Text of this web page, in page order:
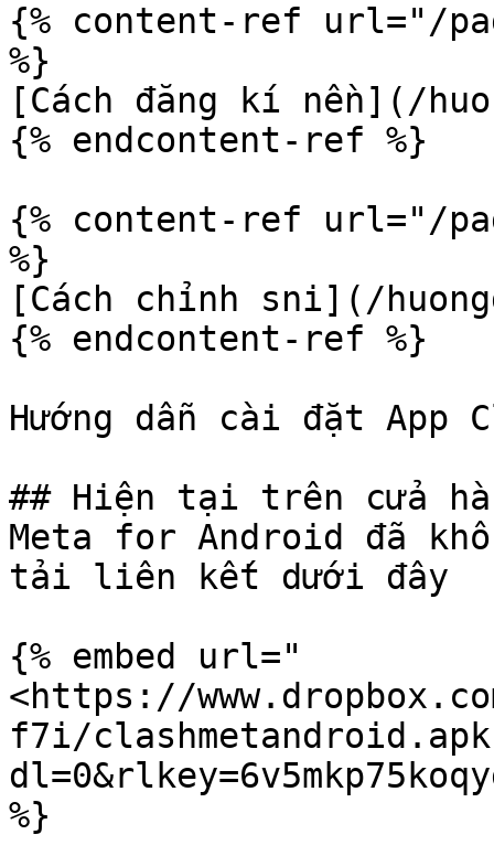
{% content-ref url="/
%}
[Cách đăng kí nền](/
{% endcontent-ref %}
{% content-ref url="/
%}
[Cách chỉnh sni](/
{% endcontent-ref %}
Hướng dẫn cài đặt App
## Hiện tại trên cửa
Meta for Android đã
tải liên kết dưới đây
{% embed url="
<https://
f7i/
%}